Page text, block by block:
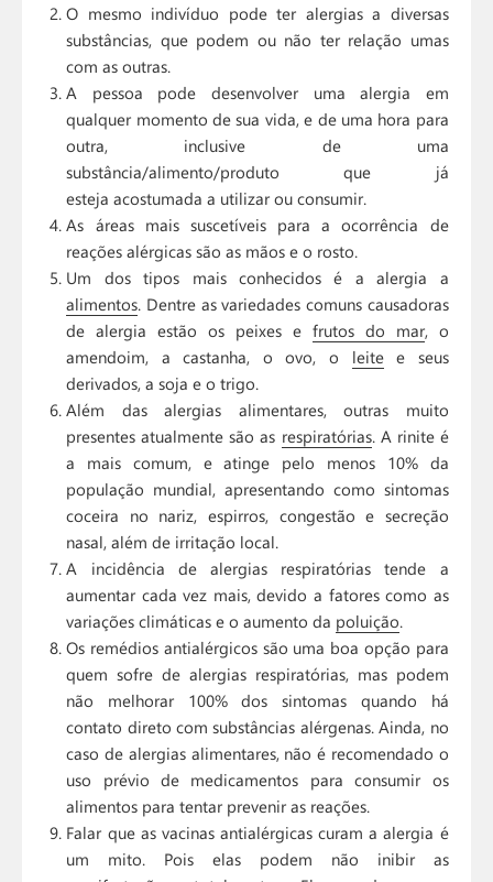
O mesmo indivíduo pode ter alergias a diversas
substâncias, que podem ou não ter relação umas
com as outras.
A pessoa pode desenvolver uma alergia em
qualquer momento de sua vida, e de uma hora para
outra, inclusive de uma
substância/alimento/produto que já
esteja acostumada a utilizar ou consumir.
As áreas mais suscetíveis para a ocorrência de
reações alérgicas são as mãos e o rosto.
Um dos tipos mais conhecidos é a alergia a
alimentos. Dentre as variedades comuns causadoras
de alergia estão os peixes e frutos do mar, o
amendoim, a castanha, o ovo, o leitee seus
derivados, a soja e o trigo.
Além das alergias alimentares, outras muito
presentes atualmente são as respiratórias. A rinite é
a mais comum, e atinge pelo menos 10% da
população mundial, apresentando como sintomas
coceira no nariz, espirros, congestão e secreção
nasal, além de irritação local.
A incidência de alergias respiratórias tende a
aumentar cada vez mais, devido a fatores como as
variações climáticas e o aumento da poluição.
Os remédios antialérgicos são uma boa opção para
quem sofre de alergias respiratórias, mas podem
não melhorar 100% dos sintomas quando há
contato direto com substâncias alérgenas. Ainda, no
caso de alergias alimentares, não é recomendado o
uso prévio de medicamentos para consumir os
alimentos para tentar prevenir as reações.
Falar que as vacinas antialérgicas curam a alergia é
um mito. Pois elas podem não inibir as